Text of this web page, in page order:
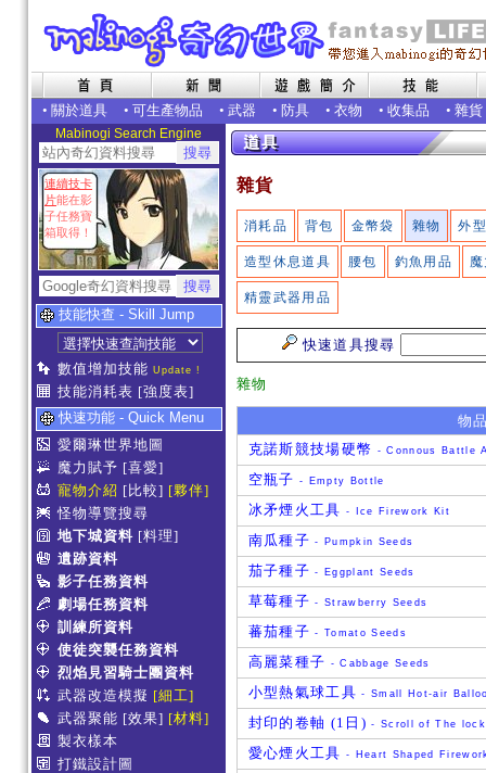
• 關於道具 • 可生產物品 • 武器 • 防具 • 衣物 • 收集品 • 雜貨
Mabinogi Search Engine
連續技卡
片能在影
子任務寶
箱取得！
技能快查 - Skill Jump
數值增加技能 Update !
技能消耗表 [強度表]
快速功能 - Quick Menu
愛爾琳世界地圖
魔力賦予 [喜愛]
寵物介紹 [比較] [夥伴]
怪物導覽搜尋
地下城資料 [料理]
遺跡資料
影子任務資料
劇場任務資料
訓練所資料
使徒突襲任務資料
烈焰見習騎士團資料
武器改造模擬 [細工]
武器聚能 [效果] [材料]
製衣樣本
打鐵設計圖
雜貨
消耗品 背包 金幣袋 雜物 外
造型休息道具 腰包 釣魚用品
精靈武器用品
快速道具搜尋
雜物
物
克諾斯競技場硬幣 - Connous Battle
空瓶子 - Empty Bottle
冰矛煙火工具 - Ice Firework Kit
南瓜種子 - Pumpkin Seeds
茄子種子 - Eggplant Seeds
草莓種子 - Strawberry Seeds
蕃茄種子 - Tomato Seeds
高麗菜種子 - Cabbage Seeds
小型熱氣球工具 - Small Hot-air
封印的卷軸 (1日) - Scroll of The
愛心煙火工具 - Heart Shaped